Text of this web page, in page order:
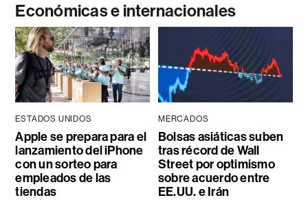
Económicas e internacionales
ESTADOS UNIDOS
Apple se prepara para el
lanzamiento del iPhone
con un sorteo para
empleados de las
tiendas
MERCADOS
Bolsas asiáticas suben
tras récord de Wall
Street por optimismo
sobre acuerdo entre
EE.UU. e Irán